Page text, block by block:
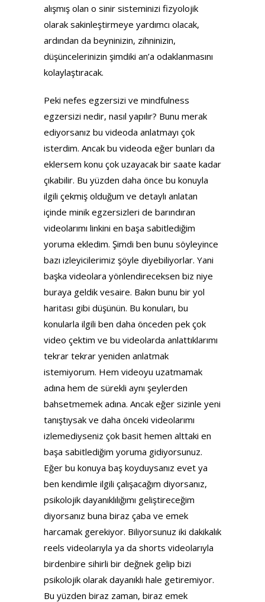
alışmış olan o sinir sisteminizi fizyolojik
olarak sakinleştirmeye yardımcı olacak,
ardından da beyninizin, zihninizin,
düşüncelerinizin şimdiki an’a odaklanmasını
kolaylaştıracak.
Peki nefes egzersizi ve mindfulness
egzersizi nedir, nasıl yapılır? Bunu merak
ediyorsanız bu videoda anlatmayı çok
isterdim. Ancak bu videoda eğer bunları da
eklersem konu çok uzayacak bir saate kadar
çıkabilir. Bu yüzden daha önce bu konuyla
ilgili çekmiş olduğum ve detaylı anlatan
içinde minik egzersizleri de barındıran
videolarımı linkini en başa sabitlediğim
yoruma ekledim. Şimdi ben bunu söyleyince
bazı izleyicilerimiz şöyle diyebiliyorlar. Yani
başka videolara yönlendireceksen biz niye
buraya geldik vesaire. Bakın bunu bir yol
haritası gibi düşünün. Bu konuları, bu
konularla ilgili ben daha önceden pek çok
video çektim ve bu videolarda anlattıklarımı
tekrar tekrar yeniden anlatmak
istemiyorum. Hem videoyu uzatmamak
adına hem de sürekli aynı şeylerden
bahsetmemek adına. Ancak eğer sizinle yeni
tanıştıysak ve daha önceki videolarımı
izlemediyseniz çok basit hemen alttaki en
başa sabitlediğim yoruma gidiyorsunuz.
Eğer bu konuya baş koyduysanız evet ya
ben kendimle ilgili çalışacağım diyorsanız,
psikolojik dayanıklılığımı geliştireceğim
diyorsanız buna biraz çaba ve emek
harcamak gerekiyor. Biliyorsunuz iki dakikalık
reels videolarıyla ya da shorts videolarıyla
birdenbire sihirli bir değnek gelip bizi
psikolojik olarak dayanıklı hale getiremiyor.
Bu yüzden biraz zaman, biraz emek